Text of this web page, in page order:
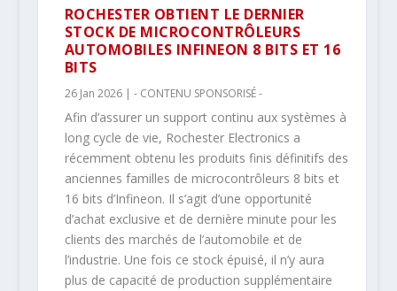
ROCHESTER OBTIENT LE DERNIER
STOCK DE MICROCONTRÔLEURS
AUTOMOBILES INFINEON 8 BITS ET 16
BITS
26 Jan 2026| - CONTENU SPONSORISÉ -
Afin d’assurer un support continu aux systèmes à
long cycle de vie, Rochester Electronics a
récemment obtenu les produits finis définitifs des
anciennes familles de microcontrôleurs 8 bits et
16 bits d’Infineon. Il s’agit d’une opportunité
d’achat exclusive et de dernière minute pour les
clients des marchés de l’automobile et de
l’industrie. Une fois ce stock épuisé, il n’y aura
plus de capacité de production supplémentaire